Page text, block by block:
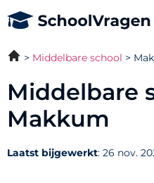
Middelbare school
Middelbare
Makkum
Laatst bijgewerkt: 26 nov.